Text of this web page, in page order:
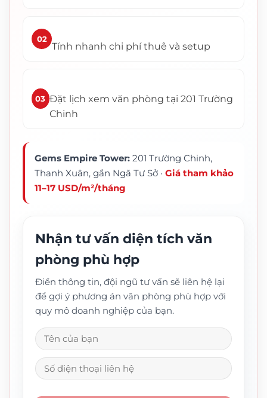
02
Tính nhanh chi phí thuê và setup
03 Đặt lịch xem văn phòng tại 201 Trường
Chinh
Gems Empire Tower: 201 Trường Chinh,
Thanh Xuân, gần Ngã Tư Sở · Giá tham khảo
11–17 USD/m²/tháng
Nhận tư vấn diện tích văn
phòng phù hợp
Điền thông tin, đội ngũ tư vấn sẽ liên hệ lại
để gợi ý phương án văn phòng phù hợp với
quy mô doanh nghiệp của bạn.